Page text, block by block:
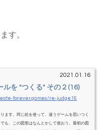
す。
2021.01.16
ルを "つくる" その２(16)
forever.games/re-judge16
ます。同じ絵を使って、違うゲームを思いつく
も、この図形はなんとかして使おう。最初の図